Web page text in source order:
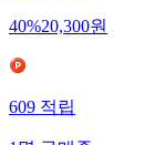
40%20,300원
609적립